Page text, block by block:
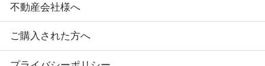
不動産会社様へ
ご購入された方へ